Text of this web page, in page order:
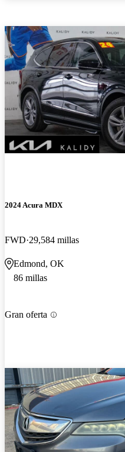
2024 Acura MDX
FWD 29,584 millas
Edmond, OK
86 millas
Gran oferta